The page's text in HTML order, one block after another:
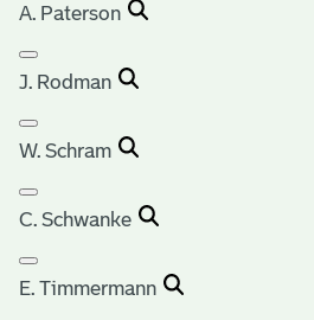
A. Paterson
J. Rodman
W. Schram
C. Schwanke
E. Timmermann